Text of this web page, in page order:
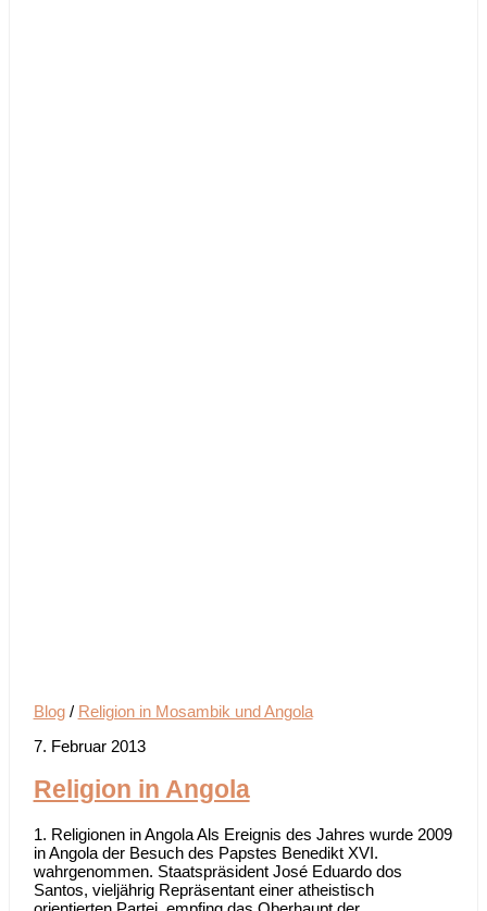
Blog/ Religion in Mosambik und Angola
7. Februar 2013
Religion in Angola
1. Religionen in Angola Als Ereignis des Jahres wurde 2009
in Angola der Besuch des Papstes Benedikt XVI.
wahrgenommen. Staatspräsident José Eduardo dos
Santos, vieljährig Repräsentant einer atheistisch